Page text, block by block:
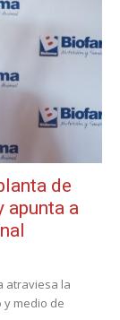
de
apunta a
atraviesa la
medio de